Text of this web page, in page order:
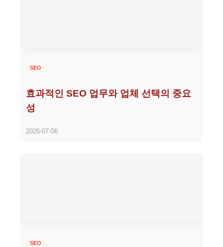
SEO
효과적인 SEO 업무와 업체 선택의 중요
성
2026-07-06
SEO